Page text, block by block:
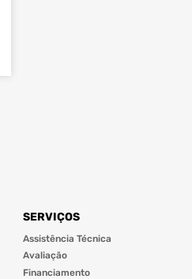
SERVIÇOS
Assistência Técnica
Avaliação
Financiamento